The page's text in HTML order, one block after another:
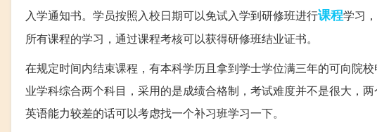
入学通知书。学员按照入校日期可以免试入学到研修班进行课程学习
所有课程的学习，通过课程考核可以获得研修班结业证书。
在规定时间内结束课程，有本科学历且拿到学士学位满三年的可向院
业学科综合两个科目，采用的是成绩合格制，考试难度并不是很大，
英语能力较差的话可以考虑找一个补习班学习一下。